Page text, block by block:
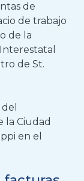
de
de trabajo
de la
de St.
la Ciudad
en el